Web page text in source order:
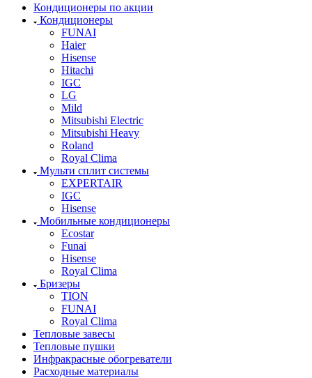
Кондиционеры по акции
Кондиционеры
FUNAI
Haier
Hisense
Hitachi
IGC
LG
Mild
Mitsubishi Electric
Mitsubishi Heavy
Roland
Royal Clima
Мульти сплит системы
EXPERTAIR
IGC
Hisense
Мобильные кондиционеры
Ecostar
Funai
Hisense
Royal Clima
Бризеры
TION
FUNAI
Royal Clima
Тепловые завесы
Тепловые пушки
Инфракрасные обогреватели
Расходные материалы